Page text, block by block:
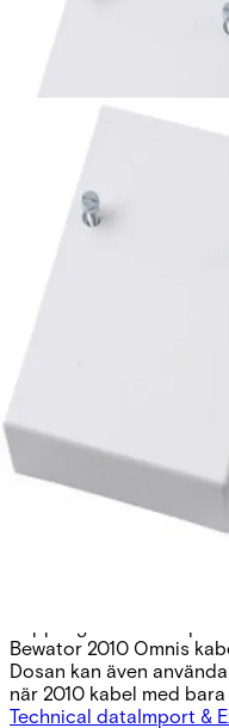
KPD2010
Partcode:
S54592-Z149-A100
KPD 2010 är en
avsäkring, fördelning
till noder och lås i en
Kopplingsdosan är
Bewator 2010 Omnis
Dosan kan även
när 2010 kabel med
Technical dataImport &